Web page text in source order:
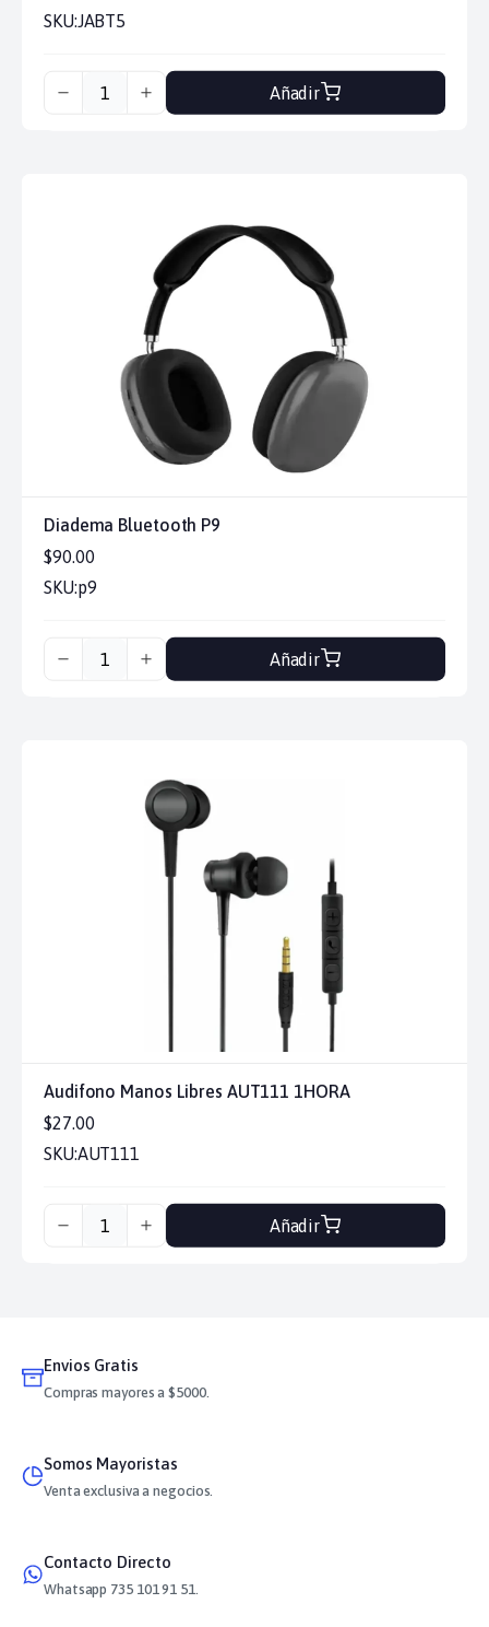
SKU:JABT5
Añadir
Diadema Bluetooth P9
$90.00
SKU:p9
Añadir
Audifono Manos Libres AUT111 1HORA
$27.00
SKU:AUT111
Añadir
Envios Gratis
Compras mayores a $5000.
Somos Mayoristas
Venta exclusiva a negocios.
Contacto Directo
Whatsapp 735 101 91 51.